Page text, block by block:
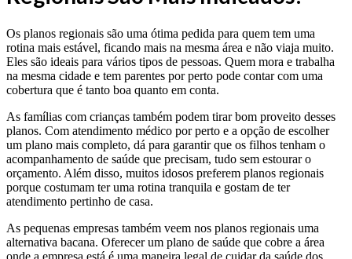
Os planos regionais são uma ótima pedida para quem tem uma
rotina mais estável, ficando mais na mesma área e não viaja muito.
Eles são ideais para vários tipos de pessoas. Quem mora e trabalha
na mesma cidade e tem parentes por perto pode contar com uma
cobertura que é tanto boa quanto em conta.
As famílias com crianças também podem tirar bom proveito desses
planos. Com atendimento médico por perto e a opção de escolher
um plano mais completo, dá para garantir que os filhos tenham o
acompanhamento de saúde que precisam, tudo sem estourar o
orçamento. Além disso, muitos idosos preferem planos regionais
porque costumam ter uma rotina tranquila e gostam de ter
atendimento pertinho de casa.
As pequenas empresas também veem nos planos regionais uma
alternativa bacana. Oferecer um plano de saúde que cobre a área
onde a empresa está é uma maneira legal de cuidar da saúde dos